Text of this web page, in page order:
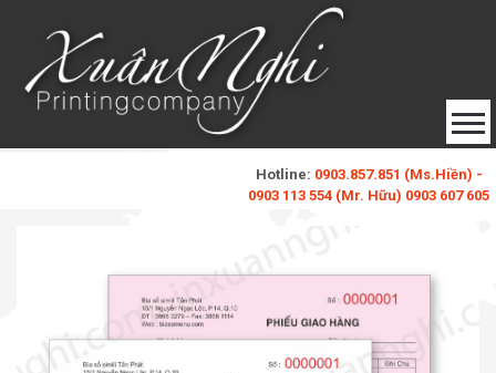
Hotline: 0903.857.851 (Ms.Hiền) -
0903 113 554 (Mr. Hữu) 0903 607 605